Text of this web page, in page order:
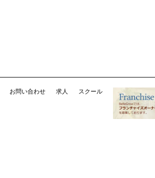
お問い合わせ 求人 スクール